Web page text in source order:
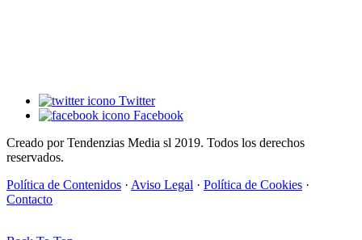
Twitter
Facebook
Creado por Tendenzias Media sl 2019. Todos los derechos
reservados.
Política de Contenidos · Aviso Legal · Política de Cookies ·
Contacto